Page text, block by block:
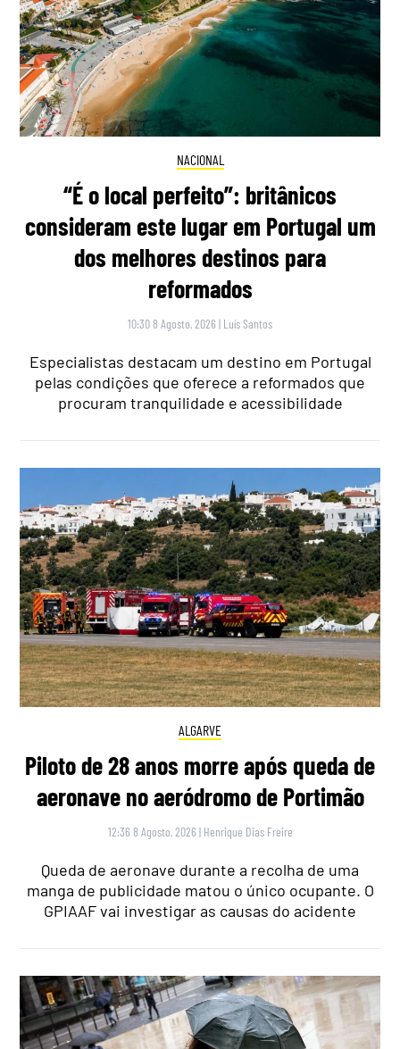
NACIONAL
“É o local perfeito”: britânicos
consideram este lugar em Portugal um
dos melhores destinos para
reformados
10:30 8 Agosto, 2026 | Luís Santos
Especialistas destacam um destino em Portugal
pelas condições que oferece a reformados que
procuram tranquilidade e acessibilidade
ALGARVE
Piloto de 28 anos morre após queda de
aeronave no aeródromo de Portimão
12:36 8 Agosto, 2026 | Henrique Dias Freire
Queda de aeronave durante a recolha de uma
manga de publicidade matou o único ocupante. O
GPIAAF vai investigar as causas do acidente